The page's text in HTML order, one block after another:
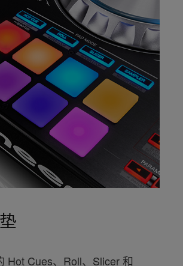
Hot Cues、Roll、Slicer 和